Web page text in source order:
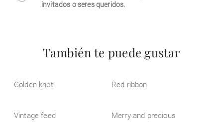
invitados o seres queridos.
También te puede gustar
Golden knot Red ribbon
Vintage feed Merry and precious